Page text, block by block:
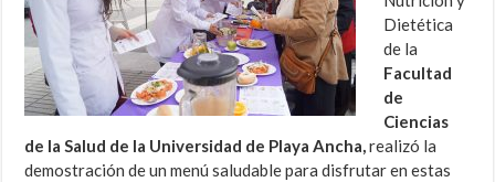
Dietética
de la
Facultad
de
Ciencias
de la Salud de la Universidad de Playa Ancha,realizó la
demostración de un menú saludable para disfrutar en estas